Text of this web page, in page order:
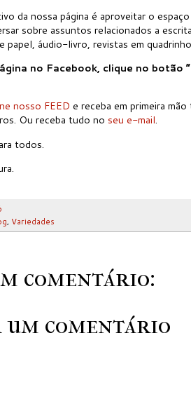
da nossa página é aproveitar o
sobre assuntos relacionados a
papel, áudio-livro, revistas em
no Facebook, clique no botão
nosso FEED e receba em primeira
Ou receba tudo no seu e-mail.
todos.
, Variedades
comentário:
comentário